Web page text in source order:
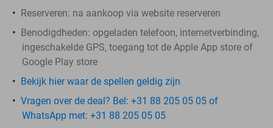
Reserveren: na aankoop via website reserveren
Benodigdheden: opgeladen telefoon, internetverbinding,
ingeschakelde GPS, toegang tot de Apple App store of
Google Play store
Bekijk hier waar de spellen geldig zijn
Vragen over de deal? Bel: +31 88 205 05 05 of
WhatsApp met: +31 88 205 05 05